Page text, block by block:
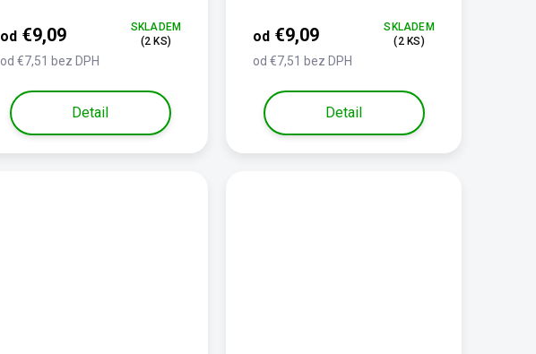
od €7,51 bez DPH
od€9,09
SKLADEM
(2 KS)
Detail
od €7,51 bez DPH
od €9,09
SKLADEM
(2 KS)
Detail